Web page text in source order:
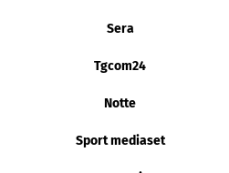
Sera
Tgcom24
Notte
Sport mediaset